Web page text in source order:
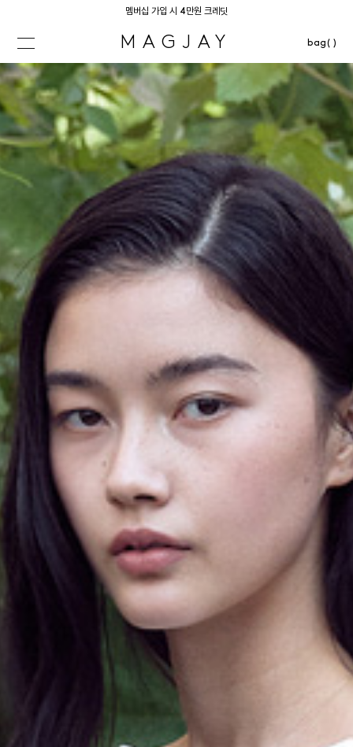
멤버십 가입 시 4만원 크레딧
MAGJAY bag( )